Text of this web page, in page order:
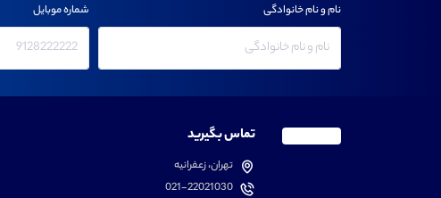
نام و نام خانوادگی شماره موبایل
تماس بگیرید
تهران، زعفرانیه
021-22021030